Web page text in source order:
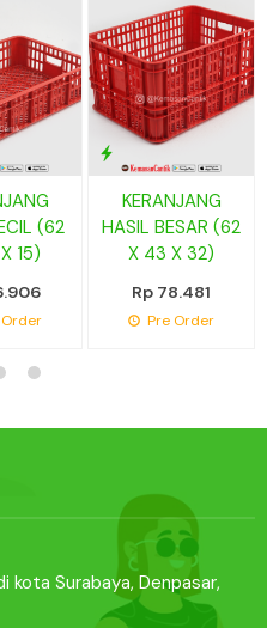
(62
15)
KERANJANG
HASIL BESAR (62
X 43 X 32)
Rp 78.481
Pre Order
kota Surabaya, Denpasar,